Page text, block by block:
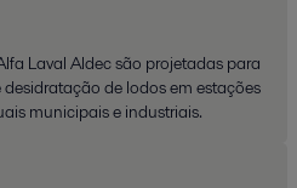
Laval Aldec são projetadas para
de lodos em estações
municipais e industriais.